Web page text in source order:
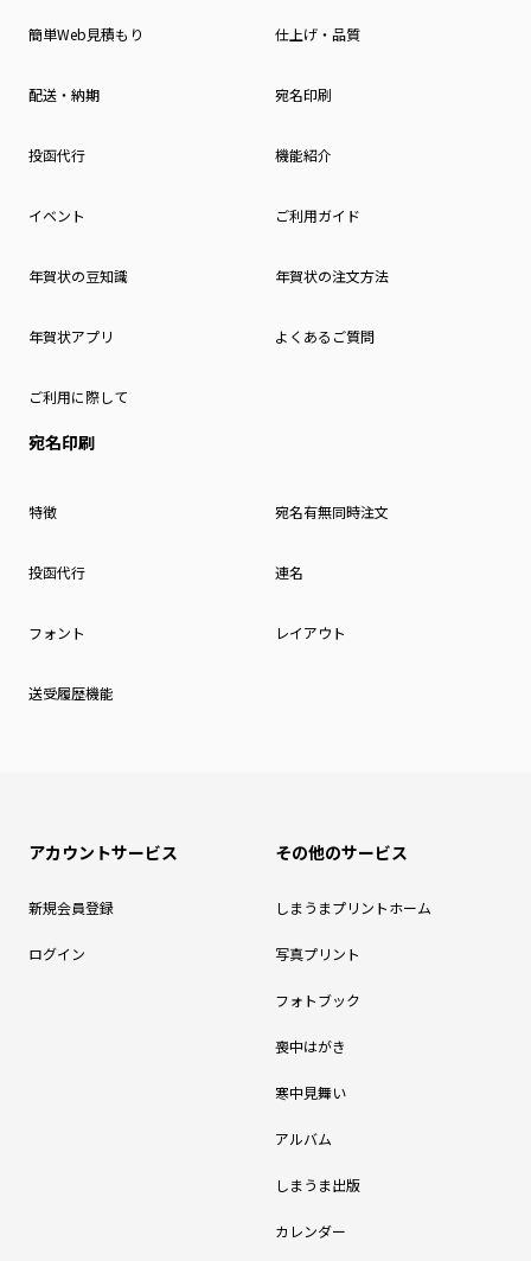
簡単Web見積もり 仕上げ・品質
配送・納期 宛名印刷
投函代行 機能紹介
イベント ご利用ガイド
年賀状の豆知識 年賀状の注文方法
年賀状アプリ よくあるご質問
ご利用に際して
宛名印刷
特徴 宛名有無同時注文
投函代行 連名
フォント レイアウト
送受履歴機能
アカウントサービス
新規会員登録
ログイン
その他のサービス
しまうまプリントホーム
写真プリント
フォトブック
喪中はがき
寒中見舞い
アルバム
しまうま出版
カレンダー